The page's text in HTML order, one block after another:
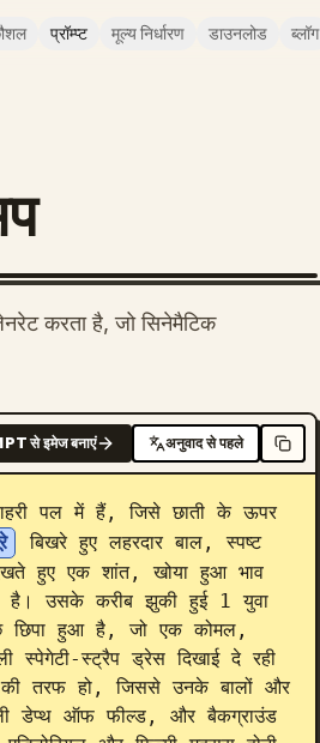
प्रॉम्प्ट मूल्य निर्धारण डाउनलोड ब्लॉग
करता है, जो सिनेमैटिक
से इमेज बनाएं अनुवाद से पहले
पल में हैं, जिसे छाती के ऊपर
बिखरे हुए लहरदार बाल, स्पष्ट
हुए एक शांत, खोया हुआ भाव
है। उसके करीब झुकी हुई 1 युवा
छिपा हुआ है, जो एक कोमल,
स्ट्रैप ड्रेस दिखाई दे रही
तरफ हो, जिससे उनके बालों और
डेप्थ ऑफ फील्ड, और बैकग्राउंड